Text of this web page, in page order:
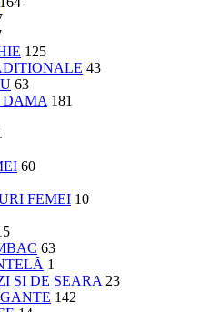
125
43
63
DAMA 181
60
FEMEI 10
63
1
SI DE SEARA 23
142